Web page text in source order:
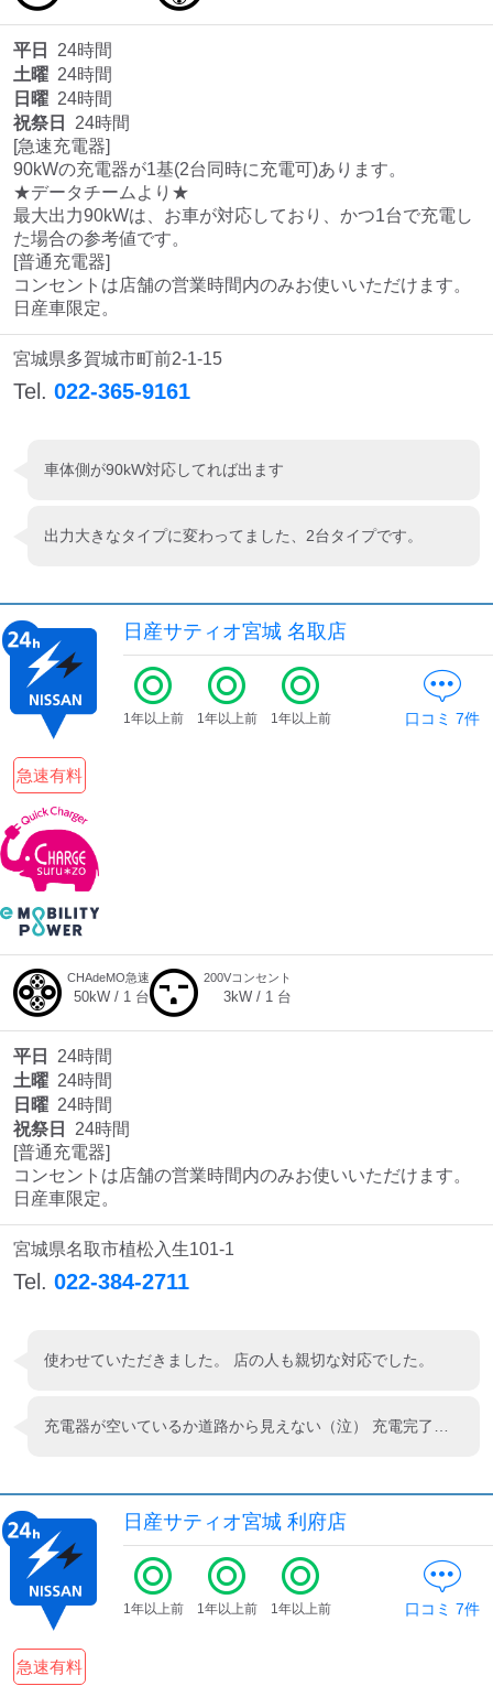
平日
24時間
土曜 24時間
日曜 24時間
祝祭日
24時間
[急速充電器]
90kWの充電器が1基(2台同時に充電可)あります。
★データチームより★
最大出力90kWは、お車が対応しており、かつ1台で充電し
た場合の参考値です。
[普通充電器]
コンセントは店舗の営業時間内のみお使いいただけます。
日産車限定。
宮城県多賀城市町前2-1-15
Tel. 022-365-9161
車体側が90kW対応してれば出ます
出力大きなタイプに変わってました、2台タイプです。
日産サティオ宮城 名取店
急速有料
1年以上前 1年以上前 1年以上前 口コミ 7件
CHAdeMO急速
50kW / 1 台
200Vコンセント
3kW / 1 台
平日
24時間
土曜 24時間
日曜 24時間
祝祭日
24時間
[普通充電器]
コンセントは店舗の営業時間内のみお使いいただけます。
日産車限定。
宮城県名取市植松入生101-1
Tel. 022-384-2711
使わせていただきました。 店の人も親切な対応でした。
日産サティオ宮城 利府店
急速有料
1年以上前 1年以上前 1年以上前 口コミ 7件